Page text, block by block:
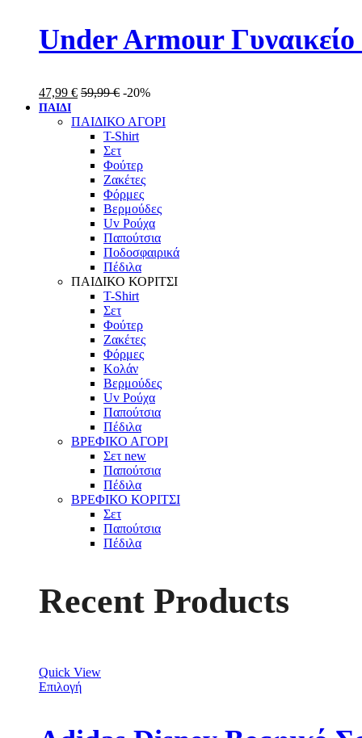
Under Armour
47,99 € 59,99€ -20%
ΠΑΙΔΙ
ΠΑΙΔΙΚΟ ΑΓΟΡΙ
T-Shirt
Σετ
Φούτερ
Ζακέτες
Φόρμες
Βερμούδες
Uv Ρούχα
Παπούτσια
Ποδοσφαιρικά
Πέδιλα
ΠΑΙΔΙΚΟ ΚΟΡΙΤΣΙ
T-Shirt
Σετ
Φούτερ
Ζακέτες
Φόρμες
Κολάν
Βερμούδες
Uv Ρούχα
Παπούτσια
Πέδιλα
ΒΡΕΦΙΚΟ ΑΓΟΡΙ
Σετ new
Παπούτσια
Πέδιλα
ΒΡΕΦΙΚΟ ΚΟΡΙΤΣΙ
Σετ
Παπούτσια
Πέδιλα
Recent Products
Quick View
Επιλογή